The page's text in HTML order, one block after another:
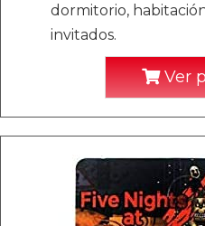
dormitorio,
invitados.
Ver